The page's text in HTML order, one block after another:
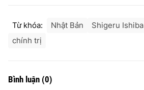
Từ khóa: Nhật Bản Shigeru Ishiba
chính trị
Bình luận (0)